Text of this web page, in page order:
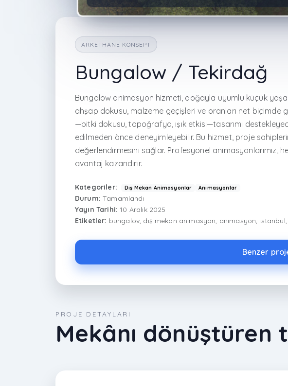
ARKETHANE KONSEPT
Bungalow / Tekirdağ
Bungalow animasyon hizmeti, doğayla uyumlu küçük
ahşap dokusu, malzeme geçişleri ve oranları net biçimde
—bitki dokusu, topoğrafya, ışık etkisi—tasarımı
edilmeden önce deneyimleyebilir. Bu hizmet, proje
değerlendirmesini sağlar. Profesyonel animasyonlarımız,
avantaj kazandırır.
Kategoriler: Dış Mekan Animasyonlar Animasyonlar
Durum: Tamamlandı
Yayın Tarihi: 10 Aralık 2025
Etiketler: bungalov, dış mekan animasyon, animasyon,
Benzer
PROJE DETAYLARI
Mekânı dönüştüren